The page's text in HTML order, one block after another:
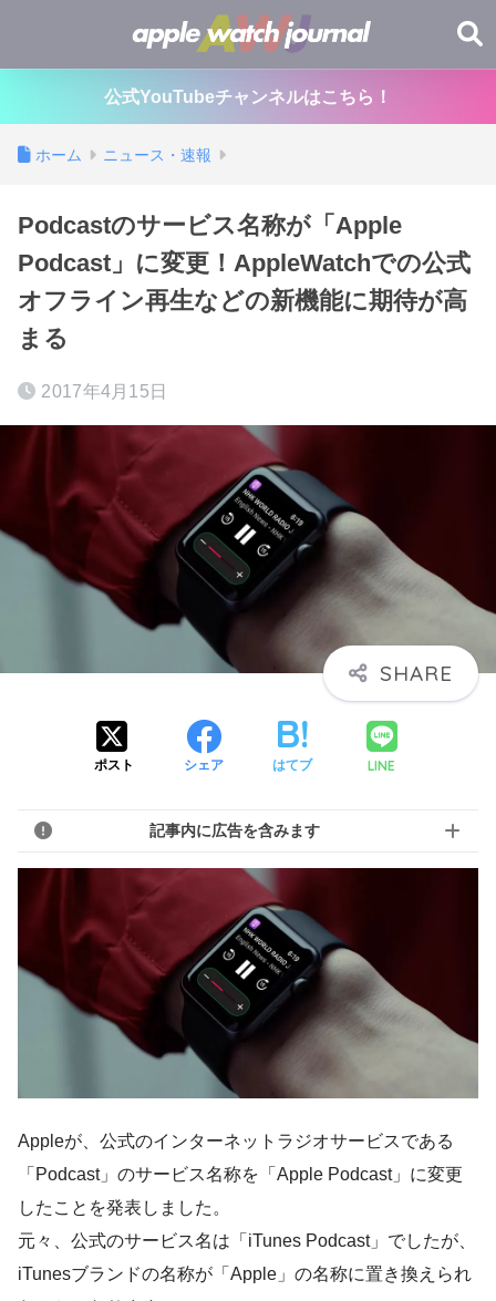
公式YouTubeチャンネルはこちら！
ホーム ニュース・速報
Podcastのサービス名称が「Apple
Podcast」に変更！AppleWatchでの公式
オフライン再生などの新機能に期待が高
まる
2017年4月15日
ポスト シェア はてブ LINE
記事内に広告を含みます
Appleが、公式のインターネットラジオサービスである
「Podcast」のサービス名称を 「Apple Podcast」 に変更
したことを発表しました。
元々、公式のサービス名は「iTunes Podcast」でしたが、
iTunesブランドの名称が「Apple」の名称に置き換えられ